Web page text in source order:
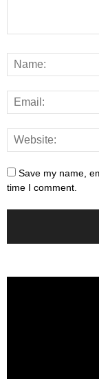
Save my name,
time I comment.